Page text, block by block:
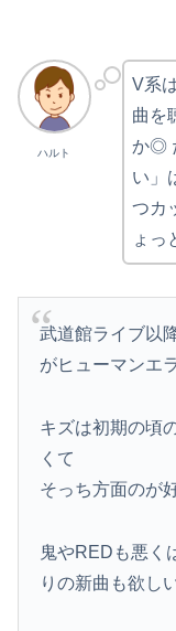
ハルト
V系
曲を
か◎
い」
つカ
ょっ
武道館ライブ以
がヒューマンエ
キズは初期の頃
くて
そっち方面のが
鬼やREDも悪く
りの新曲も欲し